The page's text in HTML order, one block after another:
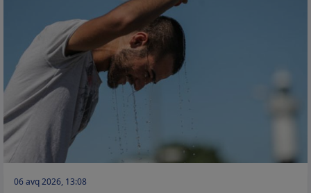
06 avq 2026, 13:08